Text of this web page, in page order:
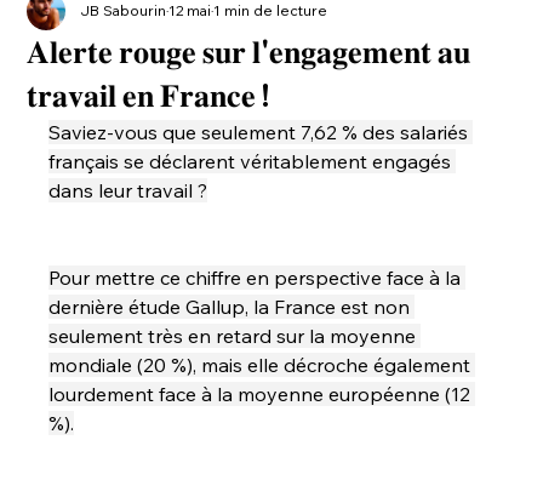
𝐀𝐥𝐞𝐫𝐭𝐞 𝐫𝐨𝐮𝐠𝐞 𝐬𝐮𝐫 𝐥'𝐞𝐧𝐠𝐚𝐠𝐞𝐦𝐞𝐧𝐭 𝐚𝐮
𝐭𝐫𝐚𝐯𝐚𝐢𝐥 𝐞𝐧 𝐅𝐫𝐚𝐧𝐜𝐞 !
JB Sabourin12 mai1 min de lecture
Saviez-vous que seulement 7,62 % des salariés
français se déclarent véritablement engagés
dans leur travail ?
Pour mettre ce chiffre en perspective face à la
dernière étude Gallup, la France est non
seulement très en retard sur la moyenne
mondiale (20 %), mais elle décroche également
lourdement face à la moyenne européenne (12
%).